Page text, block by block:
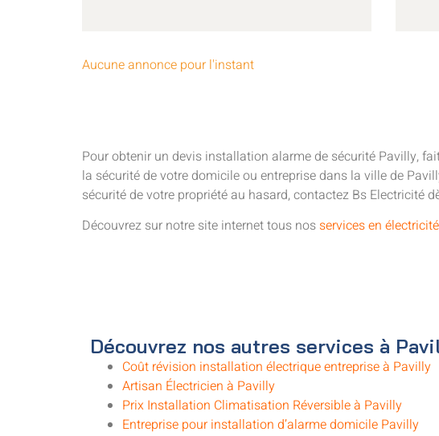
Aucune annonce pour l'instant
Pour obtenir un devis installation alarme de sécurité Pavilly,
la sécurité de votre domicile ou entreprise dans la ville de
sécurité de votre propriété au hasard, contactez Bs Electricité
Découvrez sur notre site internet tous nos services en électricité
Découvrez nos autres services à
Coût révision installation électrique entreprise à Pavilly
Artisan Électricien à Pavilly
Prix Installation Climatisation Réversible à Pavilly
Entreprise pour installation d’alarme domicile Pavilly